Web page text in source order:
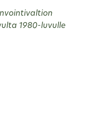
1980-luvulle